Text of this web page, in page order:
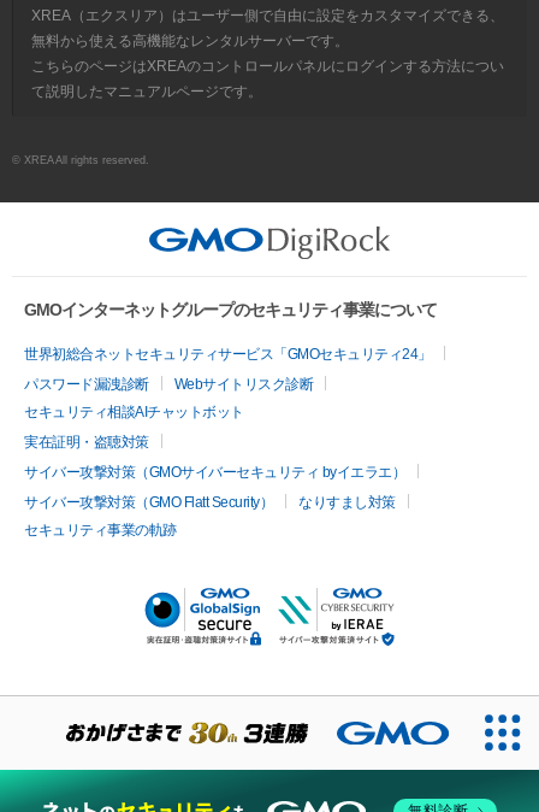
XREA（エクスリア）はユーザー側で自由に設定をカスタマイズできる、
無料から使える高機能なレンタルサーバーです。
こちらのページはXREAのコントロールパネルにログインする方法につい
て説明したマニュアルページです。
© XREA All rights reserved.
GMOインターネットグループのセキュリティ事業について
世界初総合ネットセキュリティサービス「GMOセキュリティ24」
パスワード漏洩診断
Webサイトリスク診断
セキュリティ相談AIチャットボット
実在証明・盗聴対策
サイバー攻撃対策（GMOサイバーセキュリティ byイエラエ）
サイバー攻撃対策（GMO Flatt Security）
なりすまし対策
セキュリティ事業の軌跡